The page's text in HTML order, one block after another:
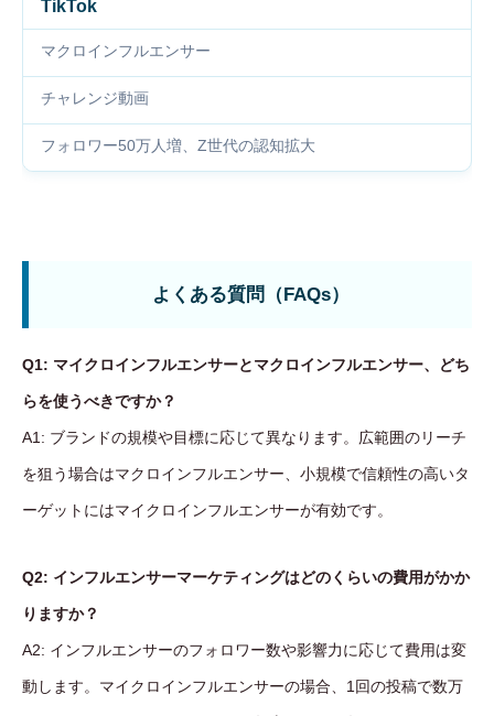
TikTok
マクロインフルエンサー
チャレンジ動画
フォロワー50万人増、Z世代の認知拡大
よくある質問（FAQs）
Q1: マイクロインフルエンサーとマクロインフルエンサー、どち
らを使うべきですか？
A1: ブランドの規模や目標に応じて異なります。広範囲のリーチ
を狙う場合はマクロインフルエンサー、小規模で信頼性の高いタ
ーゲットにはマイクロインフルエンサーが有効です。
Q2: インフルエンサーマーケティングはどのくらいの費用がかか
りますか？
A2: インフルエンサーのフォロワー数や影響力に応じて費用は変
動します。マイクロインフルエンサーの場合、1回の投稿で数万